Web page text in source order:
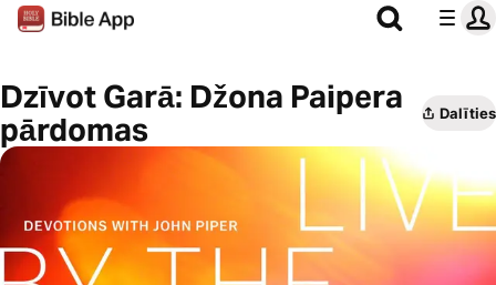
Dzīvot Garā: Džona Paipera
pārdomas
Dalīties